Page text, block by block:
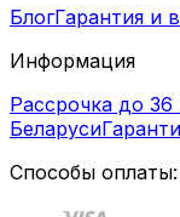
БлогГарантия и
Информация
Рассрочка до 36
Беларуси
Способы оплаты: